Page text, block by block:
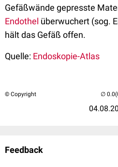
Gefäßwände gepresste
Endothel überwuchert (sog.
hält das Gefäß offen.
Quelle: Endoskopie-Atlas
© Copyright
Feedback